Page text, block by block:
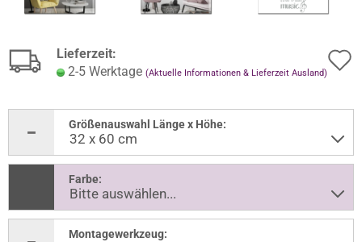
Lieferzeit:
2-5 Werktage (Aktuelle Informationen & Lieferzeit Ausland)
Größenauswahl Länge x Höhe:
Farbe:
Montagewerkzeug: